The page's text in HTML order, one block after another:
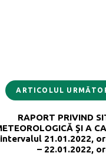
ARTICOLUL
RAPORT PRIVIND
ŞI A
intervalul 21.01.2022,
– 22.01.2022,